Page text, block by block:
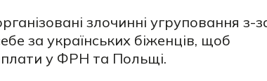
злочинні угруповання з-
за українських біженців, щоб
у ФРН та Польщі.